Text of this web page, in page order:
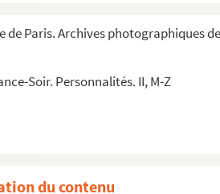
de Paris. Archives photographiques
Soir. Personnalités. II, M-Z
York)
du contenu